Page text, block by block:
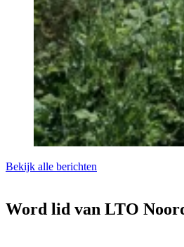
Bekijk alle berichten
Word lid van LTO